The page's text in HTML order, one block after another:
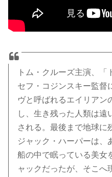
トム・クルーズ主演、「
セフ・コジンスキー監督
ヴと呼ばれるエイリアン
し、生き残った人類は遠
される。最後まで地球に
ジャック・ハーパーは、
船の中で眠っている美女
ャックだったが、そこへ